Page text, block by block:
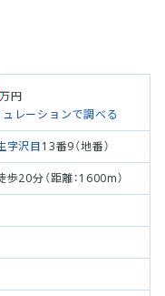
万円
レーションで調べる
字沢目13番9（地番）
歩20分（距離：1600m）